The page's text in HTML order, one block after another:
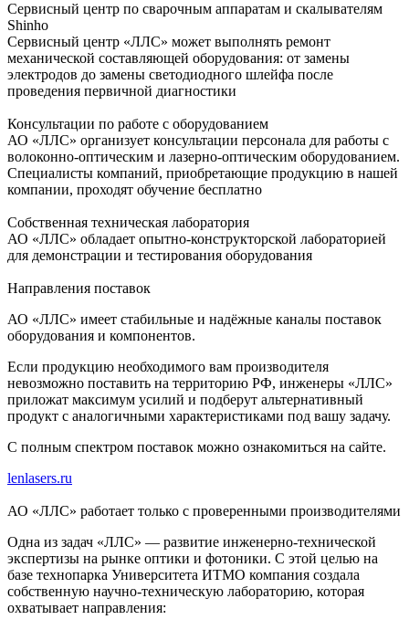
Сервисный центр по сварочным аппаратам и скалывателям
Shinho
Сервисный центр «ЛЛС» может выполнять ремонт
механической составляющей оборудования: от замены
электродов до замены светодиодного шлейфа после
проведения первичной диагностики
Консультации по работе с оборудованием
АО «ЛЛС» организует консультации персонала для работы с
волоконно-оптическим и лазерно-оптическим оборудованием.
Специалисты компаний, приобретающие продукцию в нашей
компании, проходят обучение бесплатно
Собственная техническая лаборатория
АО «ЛЛС» обладает опытно-конструкторской лабораторией
для демонстрации и тестирования оборудования
Направления поставок
АО «ЛЛС» имеет стабильные и надёжные каналы поставок
оборудования и компонентов.
Если продукцию необходимого вам производителя
невозможно поставить на территорию РФ, инженеры «ЛЛС»
приложат максимум усилий и подберут альтернативный
продукт с аналогичными характеристиками под вашу задачу.
С полным спектром поставок можно ознакомиться на сайте.
lenlasers.ru
АО «ЛЛС» работает только с проверенными производителями
Одна из задач «ЛЛС» — развитие инженерно-технической
экспертизы на рынке оптики и фотоники. С этой целью на
базе технопарка Университета ИТМО компания создала
собственную научно-техническую лабораторию, которая
охватывает направления: